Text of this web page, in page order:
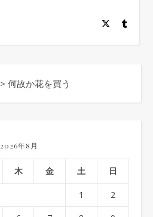
> 何故か花を買う
2026年8月
木 金 土 日
1 2